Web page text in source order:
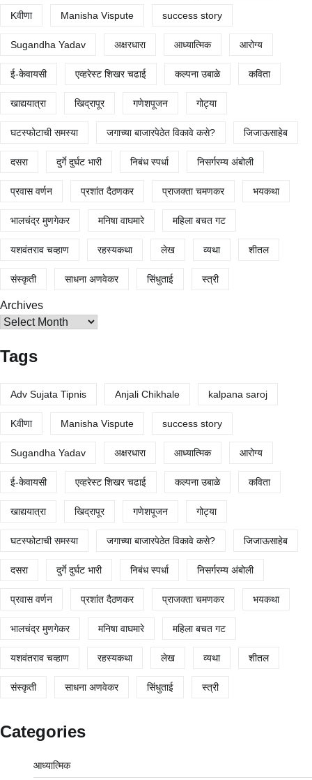
Kवीणा Manisha Vispute success story
Sugandha Yadav अक्षरधारा आध्यात्मिक आरोग्य
ई-केवायसी एव्हरेस्ट शिखर चढाई कल्पना उबाळे कविता
खाद्ययात्रा खिद्रापूर गणेशपूजन गोट्या
घटस्फोटाची समस्या जगाच्या बाजारपेठेत विकावे कसे? जिजाऊसाहेब
दसरा दुर्गे दुर्घट भारी निबंध स्पर्धा निसर्गरम्य अंबोली
प्रवास वर्णन प्रशांत दैठणकर प्राजक्ता चमणकर भयकथा
भालचंद्र मुणगेकर मनिषा वाघमारे महिला बचत गट
यशवंतराव चव्हाण रहस्यकथा लेख व्यथा शीतल
संस्कृती साधना अणवेकर सिंधुताई स्त्री
Archives
Tags
Adv Sujata Tipnis Anjali Chikhale kalpana saroj
Kवीणा Manisha Vispute success story
Sugandha Yadav अक्षरधारा आध्यात्मिक आरोग्य
ई-केवायसी एव्हरेस्ट शिखर चढाई कल्पना उबाळे कविता
खाद्ययात्रा खिद्रापूर गणेशपूजन गोट्या
घटस्फोटाची समस्या जगाच्या बाजारपेठेत विकावे कसे? जिजाऊसाहेब
दसरा दुर्गे दुर्घट भारी निबंध स्पर्धा निसर्गरम्य अंबोली
प्रवास वर्णन प्रशांत दैठणकर प्राजक्ता चमणकर भयकथा
भालचंद्र मुणगेकर मनिषा वाघमारे महिला बचत गट
यशवंतराव चव्हाण रहस्यकथा लेख व्यथा शीतल
संस्कृती साधना अणवेकर सिंधुताई स्त्री
Categories
आध्यात्मिक